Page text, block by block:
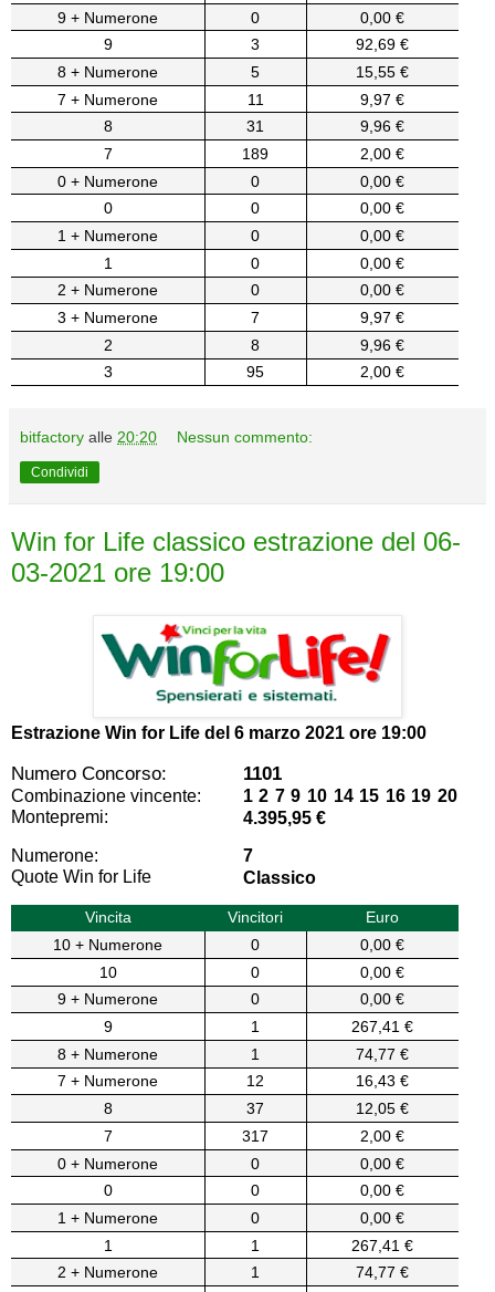
9 + Numerone
0
0,00 €
9
3
92,69 €
8 + Numerone
5
15,55 €
7 + Numerone
11
9,97 €
8
31
9,96 €
7
189
2,00 €
0 + Numerone
0
0,00 €
0
0
0,00 €
1 + Numerone
0
0,00 €
1
0
0,00 €
2 + Numerone
0
0,00 €
3 + Numerone
7
9,97 €
2
8
9,96 €
3
95 2,00 €
bitfactory alle 20:20 Nessun commento:
Condividi
Win for Life classico estrazione del 06-
03-2021 ore 19:00
Estrazione Win for Life del 6 marzo 2021 ore 19:00
Numero Concorso: 1101
Combinazione vincente:
1 2 7 9 10 14 15 16 19 20
Montepremi:
4.395,95 €
Numerone:
7
Quote Win for Life
Classico
Vincita Vincitori
Euro
10 + Numerone
0
0,00 €
10
0
0,00 €
9 + Numerone
0
0,00 €
9
1
267,41 €
8 + Numerone
1
74,77 €
7 + Numerone
12
16,43 €
8
37
12,05 €
7
317
2,00 €
0 + Numerone
0
0,00 €
0
0
0,00 €
1 + Numerone
0
0,00 €
1
1
267,41 €
2 + Numerone
1
74,77 €